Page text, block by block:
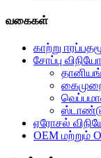
வகைகள்
காற்று
சோப்பு
ஏரோசல்
OEM மற்றும்